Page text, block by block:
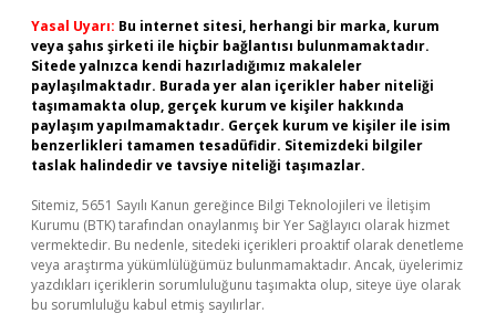
Yasal Uyarı: Bu internet sitesi, herhangi bir marka, kurum
veya şahıs şirketi ile hiçbir bağlantısı bulunmamaktadır.
Sitede yalnızca kendi hazırladığımız makaleler
paylaşılmaktadır. Burada yer alan içerikler haber niteliği
taşımamakta olup, gerçek kurum ve kişiler hakkında
paylaşım yapılmamaktadır. Gerçek kurum ve kişiler ile isim
benzerlikleri tamamen tesadüfidir. Sitemizdeki bilgiler
taslak halindedir ve tavsiye niteliği taşımazlar.
Sitemiz, 5651 Sayılı Kanun gereğince Bilgi Teknolojileri ve İletişim
Kurumu (BTK) tarafından onaylanmış bir Yer Sağlayıcı olarak hizmet
vermektedir. Bu nedenle, sitedeki içerikleri proaktif olarak denetleme
veya araştırma yükümlülüğümüz bulunmamaktadır. Ancak, üyelerimiz
yazdıkları içeriklerin sorumluluğunu taşımakta olup, siteye üye olarak
bu sorumluluğu kabul etmiş sayılırlar.